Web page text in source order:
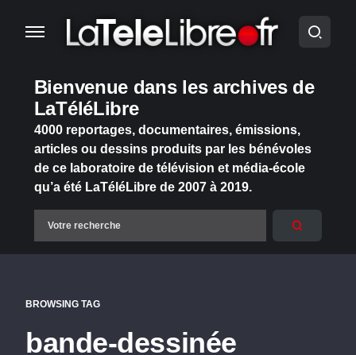
Bienvenue dans les archives de
LaTéléLibre
4000 reportages, documentaires, émissions,
articles ou dessins produits par les bénévoles
de ce laboratoire de télévision et média-école
qu’a été LaTéléLibre de 2007 à 2019.
BROWSING TAG
bande-dessinée